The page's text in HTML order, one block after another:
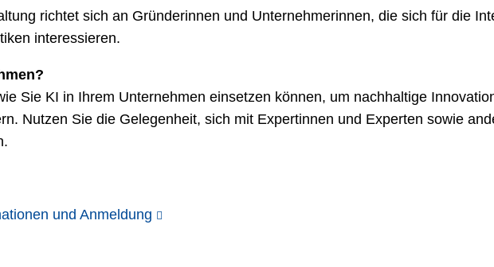
richtet sich an Gründerinnen und Unternehmerinnen, die sich für die
interessieren.
Sie KI in Ihrem Unternehmen einsetzen können, um nachhaltige
Nutzen Sie die Gelegenheit, sich mit Expertinnen und Experten sowie
und Anmeldung